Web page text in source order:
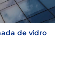
de vidro